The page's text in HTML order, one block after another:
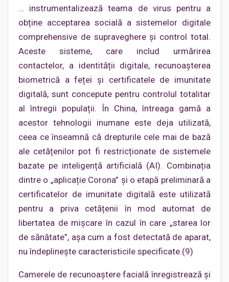
… instrumentalizează teama de virus pentru a
obține acceptarea socială a sistemelor digitale
comprehensive de supraveghere și control total.
Aceste sisteme, care includ urmărirea
contactelor, a identității digitale, recunoașterea
biometrică a feței și certificatele de imunitate
digitală, sunt concepute pentru controlul totalitar
al întregii populații. În China, întreaga gamă a
acestor tehnologii inumane este deja utilizată,
ceea ce înseamnă că drepturile cele mai de bază
ale cetățenilor pot fi restricționate de sistemele
bazate pe inteligență artificială (AI). Combinația
dintre o „aplicație Corona” și o etapă preliminară a
certificatelor de imunitate digitală este utilizată
pentru a priva cetățenii în mod automat de
libertatea de mișcare în cazul în care „starea lor
de sănătate”, așa cum a fost detectată de aparat,
nu îndeplinește caracteristicile specificate.(9)
Camerele de recunoaștere facială înregistrează și